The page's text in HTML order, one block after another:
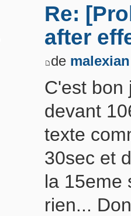
Re:
after
de malexian
C'est bon
devant
texte
30sec et
la 15eme
rien...